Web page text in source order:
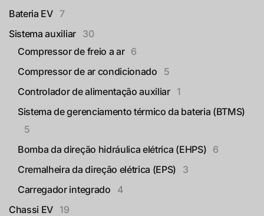
Bateria EV
7
Sistema auxiliar
30
Compressor de freio a ar 6
Compressor de ar condicionado
5
Controlador de alimentação auxiliar
1
Sistema de gerenciamento térmico da bateria (BTMS)
5
Bomba da direção hidráulica elétrica (EHPS) 6
Cremalheira da direção elétrica (EPS)
3
Carregador integrado
4
Chassi EV 19